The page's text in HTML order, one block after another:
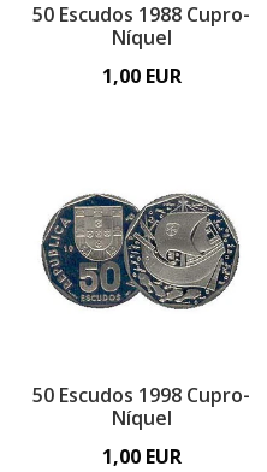
50 Escudos 1988 Cupro-
Níquel
1,00 EUR
50 Escudos 1998 Cupro-
Níquel
1,00 EUR